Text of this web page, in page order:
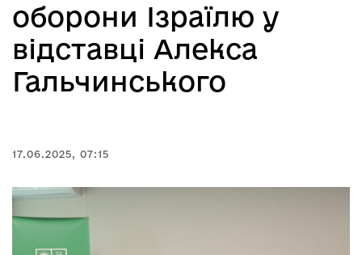
оборони Ізраїлю у
відставці Алекса
Гальчинського
17.06.2025, 07:15